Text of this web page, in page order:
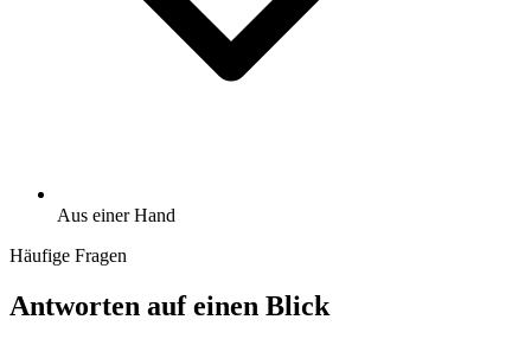
Aus einer Hand
Häufige Fragen
Antworten auf einen Blick